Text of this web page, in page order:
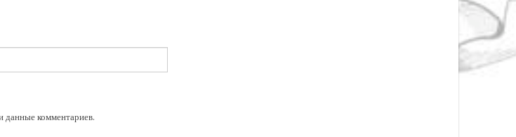
данные комментариев.